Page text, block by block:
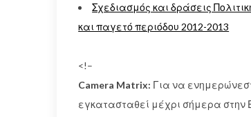
Σχεδιασμός και δράσεις
και παγετό περιόδου 2012-2013
<!–
Camera Matrix: Για να
εγκατασταθεί μέχρι σήμερα